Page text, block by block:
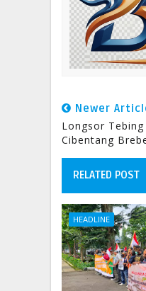
Newer
Longsor
Cibentang
RELATED POST
HEADLINE